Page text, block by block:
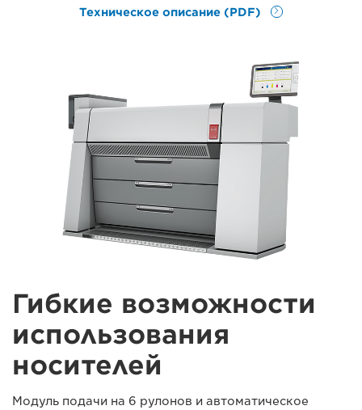
Техническое описание (PDF)
Гибкие возможности
использования
носителей
Модуль подачи на 6 рулонов и автоматическое